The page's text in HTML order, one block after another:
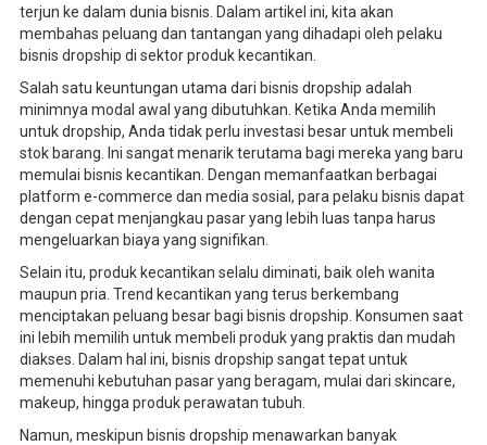
terjun ke dalam dunia bisnis. Dalam artikel ini, kita akan
membahas peluang dan tantangan yang dihadapi oleh pelaku
bisnis dropship di sektor produk kecantikan.
Salah satu keuntungan utama dari bisnis dropship adalah
minimnya modal awal yang dibutuhkan. Ketika Anda memilih
untuk dropship, Anda tidak perlu investasi besar untuk membeli
stok barang. Ini sangat menarik terutama bagi mereka yang baru
memulai bisnis kecantikan. Dengan memanfaatkan berbagai
platform e-commerce dan media sosial, para pelaku bisnis dapat
dengan cepat menjangkau pasar yang lebih luas tanpa harus
mengeluarkan biaya yang signifikan.
Selain itu, produk kecantikan selalu diminati, baik oleh wanita
maupun pria. Trend kecantikan yang terus berkembang
menciptakan peluang besar bagi bisnis dropship. Konsumen saat
ini lebih memilih untuk membeli produk yang praktis dan mudah
diakses. Dalam hal ini, bisnis dropship sangat tepat untuk
memenuhi kebutuhan pasar yang beragam, mulai dari skincare,
makeup, hingga produk perawatan tubuh.
Namun, meskipun bisnis dropship menawarkan banyak